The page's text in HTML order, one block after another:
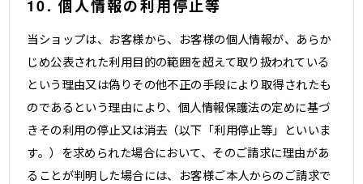
10. 個人情報の利用停止等
当ショップは、お客様から、お客様の個人情報が、あらか
じめ公表された利用目的の範囲を超えて取り扱われている
という理由又は偽りその他不正の手段により取得されたも
のであるという理由により、個人情報保護法の定めに基づ
きその利用の停止又は消去（以下「利用停止等」といいま
す。）を求められた場合において、そのご請求に理由があ
ることが判明した場合には、お客様ご本人からのご請求で